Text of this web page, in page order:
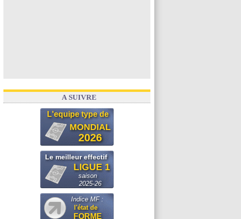
A SUIVRE
L'equipe type de
MONDIAL
2026
Le meilleur effectif
LIGUE 1
saison
2025-26
Indice MF :
l'état de
FORME